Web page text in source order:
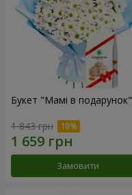
Букет "Мамі в подарунок"
1 843 грн
Замовити